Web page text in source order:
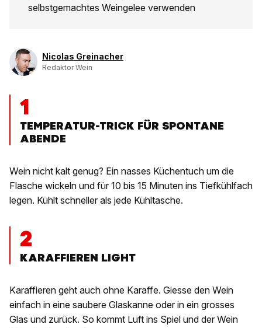
selbstgemachtes Weingelee verwenden
Nicolas Greinacher
Redaktor Wein
1
TEMPERATUR-TRICK FÜR SPONTANE
ABENDE
Wein nicht kalt genug? Ein nasses Küchentuch um die
Flasche wickeln und für 10 bis 15 Minuten ins Tiefkühlfach
legen. Kühlt schneller als jede Kühltasche.
2
KARAFFIEREN LIGHT
Karaffieren geht auch ohne Karaffe. Giesse den Wein
einfach in eine saubere Glaskanne oder in ein grosses
Glas und zurück. So kommt Luft ins Spiel und der Wein